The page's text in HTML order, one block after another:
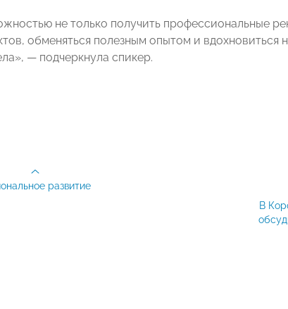
не только получить профессиональные
обменяться полезным опытом и вдохновиться
— подчеркнула спикер.
В
развитие